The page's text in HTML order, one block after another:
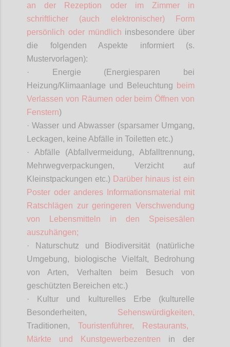
an der Rezeption oder im Zimmer in
schriftlicher (auch elektronischer) Form
persönlich oder mündlich insbesondere über
die folgenden Aspekte informiert (s.
Mustervorlagen):
· Energie (Energiesparen bei
Heizung/Klimaanlage und Beleuchtung beim
Verlassen von Räumen oder beim Öffnen von
Fenstern)
· Wasser und Abwasser (sparsamer Umgang,
Leckagen, keine Abfälle in Toiletten etc.)
· Abfälle (Abfallvermeidung, Abfalltrennung,
Mehrwegverpackungen, Verzicht auf
Kleinstpackungen etc.) Darüber hinaus ist ein
Poster oder anderes Informationsmaterial mit
Ratschlägen zur geringeren Verschwendung
von Lebensmitteln in den Speisesälen
auszuhängen;
· Naturschutz und Biodiversität (natürliche
Umgebung, biologische Vielfalt, Bedrohung
von Arten, Verhalten beim Besuch von
geschützten Bereichen etc.)
· Kultur und kulturelles Erbe (kulturelle
Besonderheiten, Sehenswürdigkeiten,
Traditionen, Touristenführer, Restaurants,
Märkte und Kunstgewerbezentren in der